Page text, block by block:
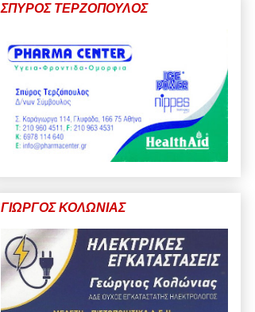
ΣΠΥΡΟΣ ΤΕΡΖΟΠΟΥΛΟΣ
ΓΙΩΡΓΟΣ ΚΟΛΩΝΙΑΣ